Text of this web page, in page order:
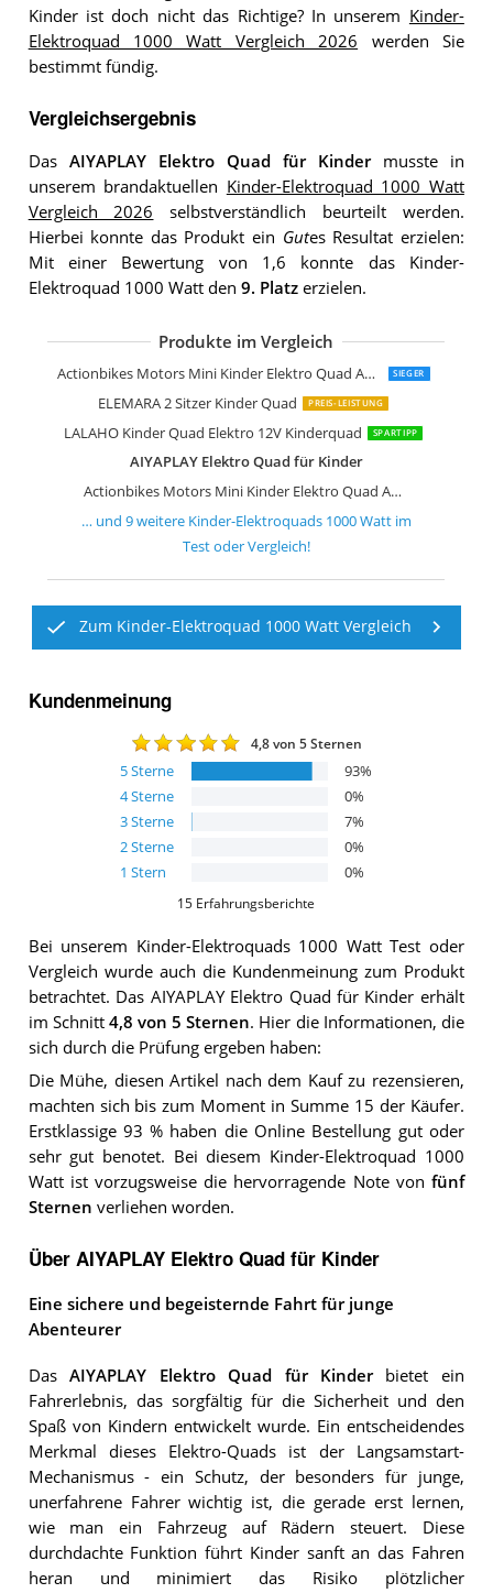
Kinder ist doch nicht das Richtige? In unserem Kinder-
Elektroquad 1000 Watt Vergleich 2026 werden Sie
bestimmt fündig.
Vergleichsergebnis
Das AIYAPLAY Elektro Quad für Kindermusste in
unserem brandaktuellen Kinder-Elektroquad 1000 Watt
Vergleich 2026 selbstverständlich beurteilt werden.
Hierbei konnte das Produkt ein Gutes Resultat erzielen:
Mit einer Bewertung von 1,6 konnte das Kinder-
Elektroquad 1000 Watt den 9. Platzerzielen.
Produkte im Vergleich
Actionbikes Motors Mini Kinder Elektro Quad ATV Cobra 800 Watt 36 V Pocket Quad SIEGER
ELEMARA 2 Sitzer Kinder Quad PREIS-LEISTUNG
LALAHO Kinder Quad Elektro 12V Kinderquad SPARTIPP
AIYAPLAY Elektro Quad für Kinder
Actionbikes Motors Mini Kinder Elektro Quad ATV Cobra 800 Watt 36 V Pocket Quad
AIYAPLAY Elektro Quad für Kinder 12V
FINOOS Kinder-Elektroquad 24V
FINOOS Kinder-Elektro Quad 2-Sitzer
HOMCOM Elektro Quad für Kinder
DREAMADE 12V Elektro Quad
GarveeHome 12V Lila Elektro-Quad
… und 9weitere Kinder-Elektroquads 1000 Wattim
Test oder Vergleich!
Zum Kinder-Elektroquad 1000 Watt Vergleich
Kundenmeinung
4,8von 5 Sternen
5Sterne 93%
4Sterne 0%
3Sterne 7%
2Sterne 0%
1 Stern 0%
15 Erfahrungsberichte
Bei unserem Kinder-Elektroquads 1000 WattTest oder
Vergleich wurde auch die Kundenmeinung zum Produkt
betrachtet. Das AIYAPLAY Elektro Quad für Kinder erhält
im Schnitt 4,8 von 5 Sternen. Hier die Informationen, die
sich durch die Prüfung ergeben haben:
Die Mühe, diesen Artikel nach dem Kauf zu rezensieren,
machten sich bis zum Moment in Summe 15 der Käufer.
Erstklassige 93 % haben die Online Bestellung gut oder
sehr gut benotet. Bei diesem Kinder-Elektroquad 1000
Watt ist vorzugsweise die hervorragende Note von fünf
Sternen verliehen worden.
Über AIYAPLAY Elektro Quad für Kinder
Eine sichere und begeisternde Fahrt für junge
Abenteurer
DasAIYAPLAY Elektro Quad für Kinderbietet ein
Fahrerlebnis, das sorgfältig für die Sicherheit und den
Spaß von Kindern entwickelt wurde. Ein entscheidendes
Merkmal dieses Elektro-Quads ist der Langsamstart-
Mechanismus - ein Schutz, der besonders für junge,
unerfahrene Fahrer wichtig ist, die gerade erst lernen,
wie man ein Fahrzeug auf Rädern steuert. Diese
durchdachte Funktion führt Kinder sanft an das Fahren
heran und minimiert das Risiko plötzlicher